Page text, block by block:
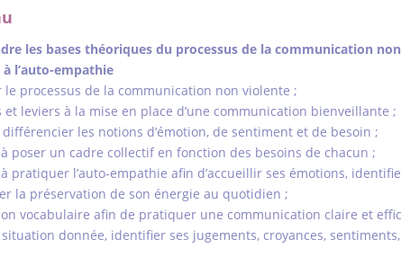
les bases théoriques du processus de la communication
l’auto-empathie
le processus de la communication non violente ;
et leviers à la mise en place d’une communication bienveillante ;
les notions d’émotion, de sentiment et de besoin ;
à poser un cadre collectif en fonction des besoins de chacun ;
à pratiquer l’auto-empathie afin d’accueillir ses émotions,
la préservation de son énergie au quotidien ;
vocabulaire afin de pratiquer une communication claire et
donnée, identifier ses jugements, croyances,